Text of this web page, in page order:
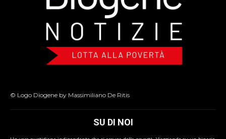
© Logo Diogene by Massimiliano De Ritis
SU DI NOI